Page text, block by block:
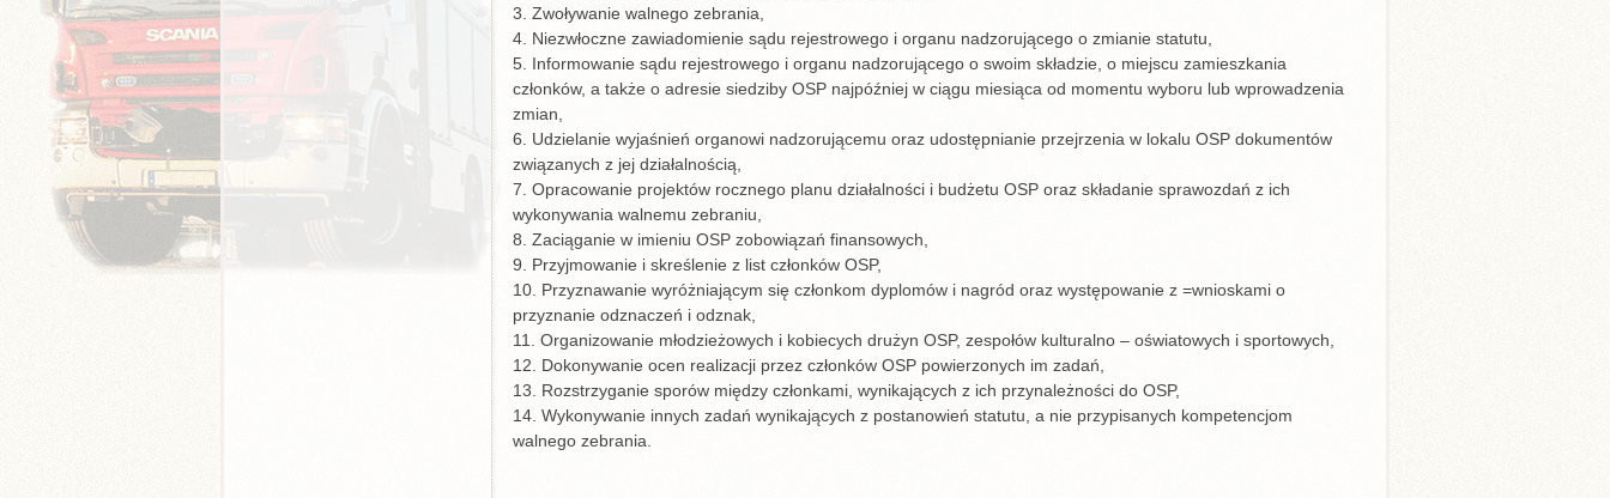
3. Zwoływanie walnego zebrania,
4. Niezwłoczne zawiadomienie sądu rejestrowego i organu nadzorującego o zmianie statutu,
5. Informowanie sądu rejestrowego i organu nadzorującego o swoim składzie, o miejscu zamieszkania
członków, a także o adresie siedziby OSP najpóźniej w ciągu miesiąca od momentu wyboru lub wprowadzenia
zmian,
6. Udzielanie wyjaśnień organowi nadzorującemu oraz udostępnianie przejrzenia w lokalu OSP dokumentów
związanych z jej działalnością,
7. Opracowanie projektów rocznego planu działalności i budżetu OSP oraz składanie sprawozdań z ich
wykonywania walnemu zebraniu,
8. Zaciąganie w imieniu OSP zobowiązań finansowych,
9. Przyjmowanie i skreślenie z list członków OSP,
10. Przyznawanie wyróżniającym się członkom dyplomów i nagród oraz występowanie z =wnioskami o
przyznanie odznaczeń i odznak,
11. Organizowanie młodzieżowych i kobiecych drużyn OSP, zespołów kulturalno – oświatowych i sportowych,
12. Dokonywanie ocen realizacji przez członków OSP powierzonych im zadań,
13. Rozstrzyganie sporów między członkami, wynikających z ich przynależności do OSP,
14. Wykonywanie innych zadań wynikających z postanowień statutu, a nie przypisanych kompetencjom
walnego zebrania.